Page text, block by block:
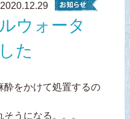
2020.12.29
ウォータ
た
酔をかけて処置するの
うになる。。。